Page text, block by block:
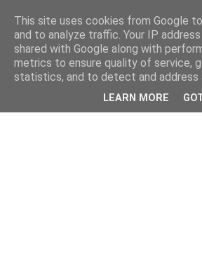
This site uses cookies from Google
and to analyze traffic. Your IP
shared with Google along with
metrics to ensure quality of service,
statistics, and to detect and address
LEARN MORE